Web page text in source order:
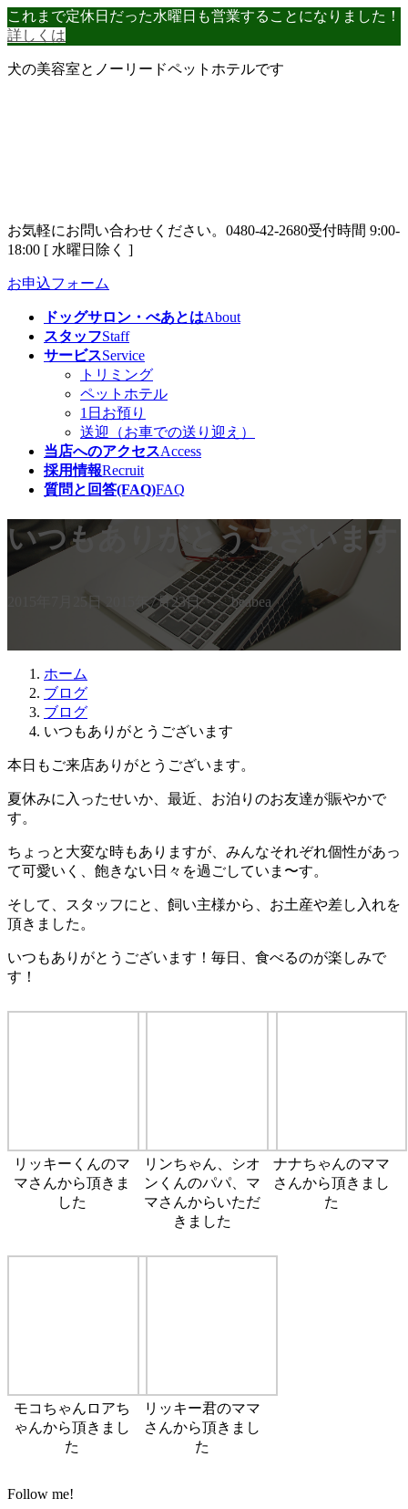
コ
ン
ン
ナ
ビ
ー
これまで定休日だった水曜日も営業することになりました！
詳しくは
犬の美容室とノーリードペットホテルです
お気軽にお問い合わせください。 0480-42-2680受付時間 9:00-
18:00 [ 水曜日除く ]
お申込フォーム
ドッグサロン・べあとはAbout
スタッフStaff
サービスService
トリミング
ペットホテル
1日お預り
送迎（お車での送り迎え）
当店へのアクセスAccess
採用情報Recruit
質問と回答(FAQ)FAQ
いつもありがとうございます
2015年7月25日終2015年7月23日 beabea
ホーム
ブログ
ブログ
いつもありがとうございます
本日もご来店ありがとうございます。
夏休みに入ったせいか、最近、お泊りのお友達が賑やかで
す。
ちょっと大変な時もありますが、みんなそれぞれ個性があっ
て可愛いく、飽きない日々を過ごしていま〜す。
そして、スタッフにと、飼い主様から、お土産や差し入れを
頂きました。
いつもありがとうございます！毎日、食べるのが楽しみで
す！
リッキーくんのマ
マさんから頂きま
した
リンちゃん、シオ
ンくんのパパ、マ
マさんからいただ
きました
ナナちゃんのママ
さんから頂きまし
た
モコちゃんロアち
ゃんから頂きまし
た
リッキー君のママ
さんから頂きまし
た
Follow me!